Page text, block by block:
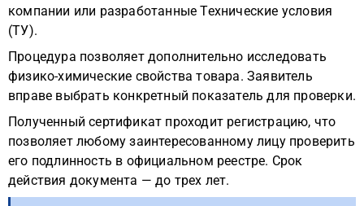
компании или разработанные Технические условия
(ТУ).
Процедура позволяет дополнительно исследовать
физико-химические свойства товара. Заявитель
вправе выбрать конкретный показатель для проверки.
Полученный сертификат проходит регистрацию, что
позволяет любому заинтересованному лицу проверить
его подлинность в официальном реестре. Срок
действия документа — до трех лет.